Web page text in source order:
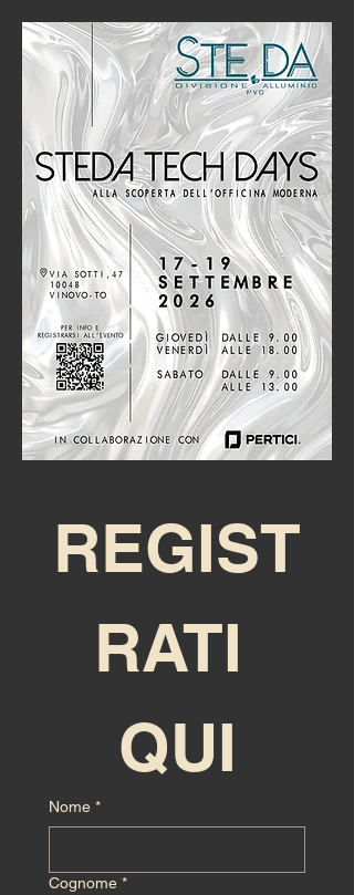
REGIST
RATI
QUI
Nome *
Cognome *